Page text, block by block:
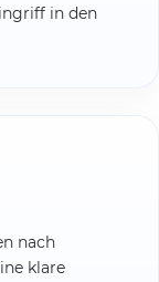
in den
nach
klare